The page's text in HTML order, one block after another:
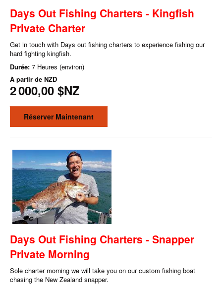
Days Out Fishing Charters - Kingfish
Private Charter
Get in touch with Days out fishing charters to experience fishing our
hard fighting kingfish.
Durée: 7 Heures (environ)
À partir de NZD
2 000,00 $NZ
Réserver Maintenant
Days Out Fishing Charters - Snapper
Private Morning
Sole charter morning we will take you on our custom fishing boat
chasing the New Zealand snapper.